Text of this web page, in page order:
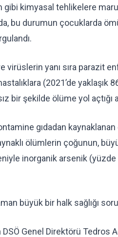
gibi kimyasal tehlikelere
bu durumun çocuklarda
virüslerin yanı sıra parazit
(2021’de
bir şekilde ölüme yol açtığı
gıdadan
ölümlerin çoğunun,
inorganik arsenik
büyük bir halk sağlığı
Genel Direktörü Tedros